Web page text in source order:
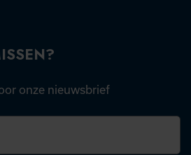
onze nieuwsbrief